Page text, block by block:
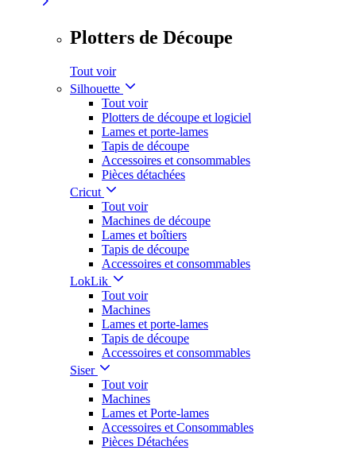
Plotters de Découpe
Tout voir
Silhouette
Tout voir
Plotters de découpe et logiciel
Lames et porte-lames
Tapis de découpe
Accessoires et consommables
Pièces détachées
Cricut
Tout voir
Machines de découpe
Lames et boîtiers
Tapis de découpe
Accessoires et consommables
LokLik
Tout voir
Machines
Lames et porte-lames
Tapis de découpe
Accessoires et consommables
Siser
Tout voir
Machines
Lames et Porte-lames
Accessoires et Consommables
Pièces Détachées